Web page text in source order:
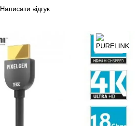
Написати відгук